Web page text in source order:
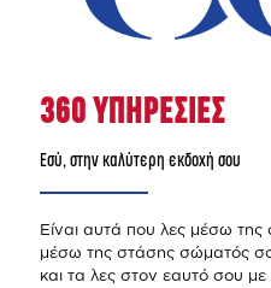
360 ΥΠΗΡΕΣΙΕΣ
Εσύ, στην καλύτερη εκδοχή σου
Είναι αυτά που λες μέσω της
μέσω της στάσης σώματός
και τα λες στον εαυτό σου με